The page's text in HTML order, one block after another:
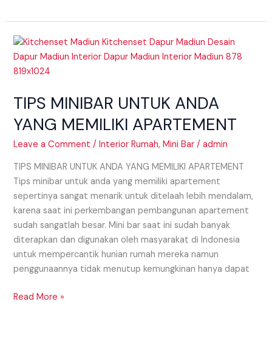
TIPS MINIBAR UNTUK ANDA
YANG MEMILIKI APARTEMENT
Leave a Comment /Interior Rumah,Mini Bar /admin
TIPS MINIBAR UNTUK ANDA YANG MEMILIKI APARTEMENT
Tips minibar untuk anda yang memiliki apartement
sepertinya sangat menarik untuk ditelaah lebih mendalam,
karena saat ini perkembangan pembangunan apartement
sudah sangatlah besar. Mini bar saat ini sudah banyak
diterapkan dan digunakan oleh masyarakat di Indonesia
untuk mempercantik hunian rumah mereka namun
penggunaannya tidak menutup kemungkinan hanya dapat
TIPS
MINIBAR
UNTUK
YANG
APARTEMENT
Read More »